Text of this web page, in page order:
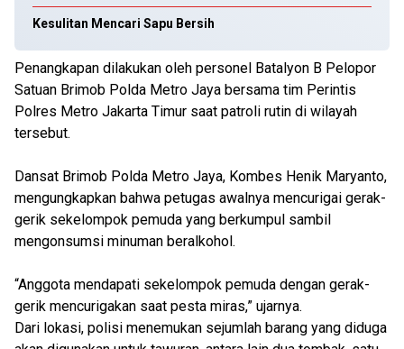
Kesulitan Mencari Sapu Bersih
Penangkapan dilakukan oleh personel Batalyon B Pelopor
Satuan Brimob Polda Metro Jaya bersama tim Perintis
Polres Metro Jakarta Timur saat patroli rutin di wilayah
tersebut.
Dansat Brimob Polda Metro Jaya, Kombes Henik Maryanto,
mengungkapkan bahwa petugas awalnya mencurigai gerak-
gerik sekelompok pemuda yang berkumpul sambil
mengonsumsi minuman beralkohol.
“Anggota mendapati sekelompok pemuda dengan gerak-
gerik mencurigakan saat pesta miras,” ujarnya.
Dari lokasi, polisi menemukan sejumlah barang yang diduga